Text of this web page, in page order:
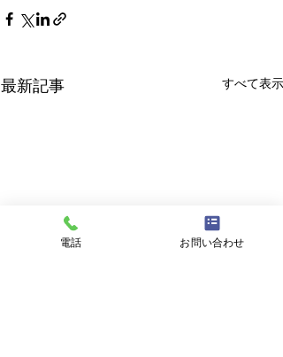
最新記事 すべて表示
電話 お問い合わせ